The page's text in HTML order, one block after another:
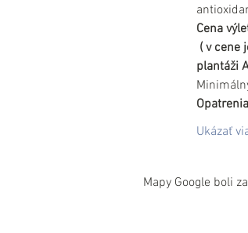
Cena
( v cene
plantáži
Ukázať
Mapy Google boli